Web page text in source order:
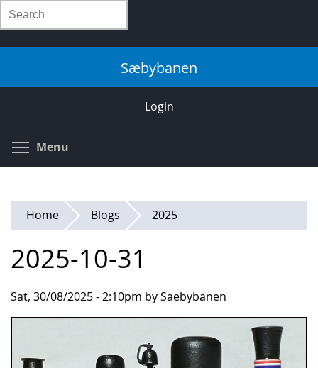
Skip
to
main
Search
Sæbybanen
Login
Menu
Home Blogs 2025
2025-10-31
Sat, 30/08/2025 - 2:10pm by Saebybanen